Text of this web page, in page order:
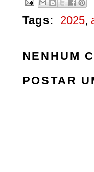
Tags: 2025,
NENHUM
POSTAR